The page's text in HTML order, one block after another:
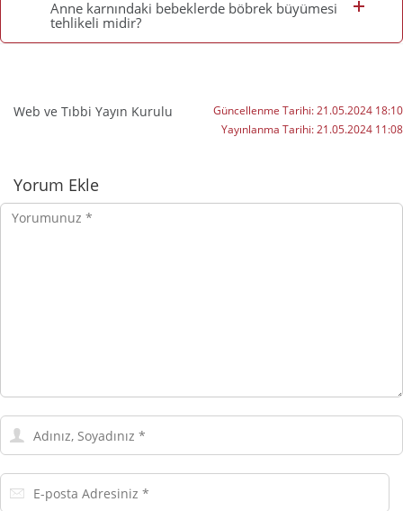
Anne karnındaki bebeklerde böbrek büyümesi
tehlikeli midir?
Web ve Tıbbi Yayın Kurulu Güncellenme Tarihi:21.05.2024 18:10
Yayınlanma Tarihi:21.05.2024 11:08
Yorumlar
Yorum Ekle
Yorumunuz
Adınız,
Soyadınız
E-
posta